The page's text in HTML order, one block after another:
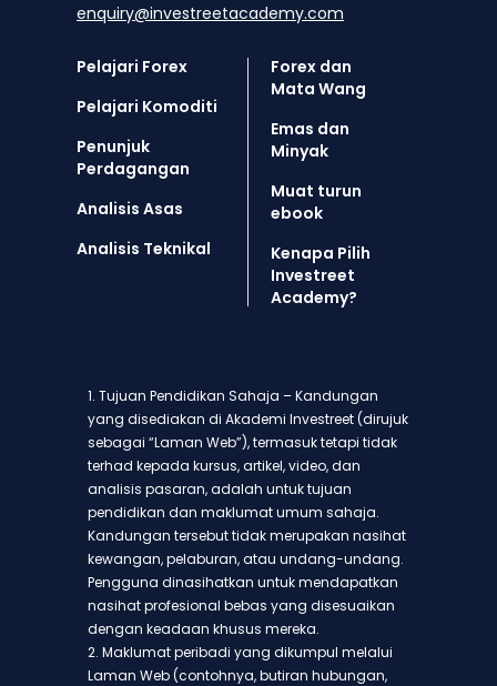
enquiry@investreetacademy.com
Pelajari Forex
Pelajari Komoditi
Penunjuk
Perdagangan
Analisis Asas
Analisis Teknikal
Forex dan
Mata Wang
Emas dan
Minyak
Muat turun
ebook
Kenapa Pilih
Investreet
Academy?
1. Tujuan Pendidikan Sahaja – Kandungan
yang disediakan di Akademi Investreet (dirujuk
sebagai “Laman Web”), termasuk tetapi tidak
terhad kepada kursus, artikel, video, dan
analisis pasaran, adalah untuk tujuan
pendidikan dan maklumat umum sahaja.
Kandungan tersebut tidak merupakan nasihat
kewangan, pelaburan, atau undang-undang.
Pengguna dinasihatkan untuk mendapatkan
nasihat profesional bebas yang disesuaikan
dengan keadaan khusus mereka.
2. Maklumat peribadi yang dikumpul melalui
Laman Web (contohnya, butiran hubungan,